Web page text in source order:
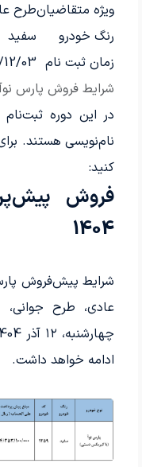
شرایط فروش پارس نوآ
ویژه متقاضیانطرح
رنگ خودرو
سفید
زمان ثبت نام 03
در این دوره ثبت‌نام
نام‌نویسی هستند.
کنید:
فروش
1404
شرایط پیش‌فروش
ادامه خواهد داشت.